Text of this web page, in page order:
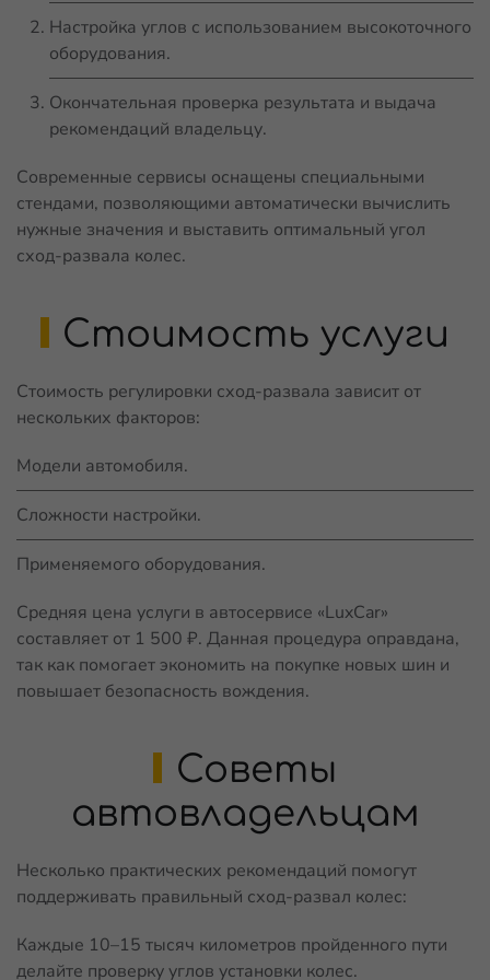
Настройка углов с использованием высокоточного
оборудования.
Окончательная проверка результата и выдача
рекомендаций владельцу.
Современные сервисы оснащены специальными
стендами, позволяющими автоматически вычислить
нужные значения и выставить оптимальный угол
сход-развала колес.
Стоимость услуги
Стоимость регулировки сход-развала зависит от
нескольких факторов:
Модели автомобиля.
Сложности настройки.
Применяемого оборудования.
Средняя цена услуги в автосервисе «LuxCar»
составляет от 1 500 ₽. Данная процедура оправдана,
так как помогает экономить на покупке новых шин и
повышает безопасность вождения.
Советы
автовладельцам
Несколько практических рекомендаций помогут
поддерживать правильный сход-развал колес:
Каждые 10–15 тысяч километров пройденного пути
делайте проверку углов установки колес.